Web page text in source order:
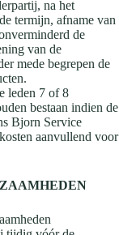
na het
termijn, afname van
de
van de
mede begrepen de
leden 7 of 8
bestaan indien de
Bjorn Service
aanvullend voor